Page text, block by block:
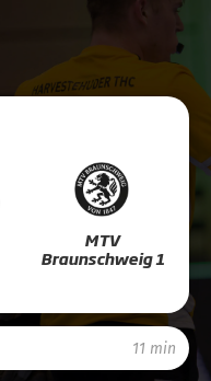
MTV
Braunschweig 1
11 min